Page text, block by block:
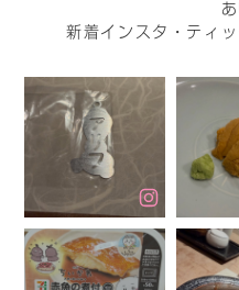
新着インスタ・ティ